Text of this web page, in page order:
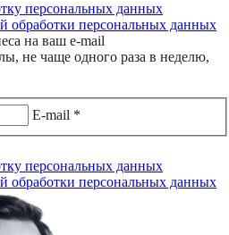
персональных данных
обработки персональных данных
на ваш e-mail
не чаще одного раза в неделю,
E-mail *
персональных данных
обработки персональных данных